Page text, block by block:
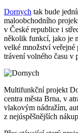
Dornych tak bude
maloobchodního
v České republice i
několik funkcí, jako je
velké množství
trávení volného času v
Multifunkční projekt
centra města Brna, v
vlakovým nádražím,
z nejúspěšnějších